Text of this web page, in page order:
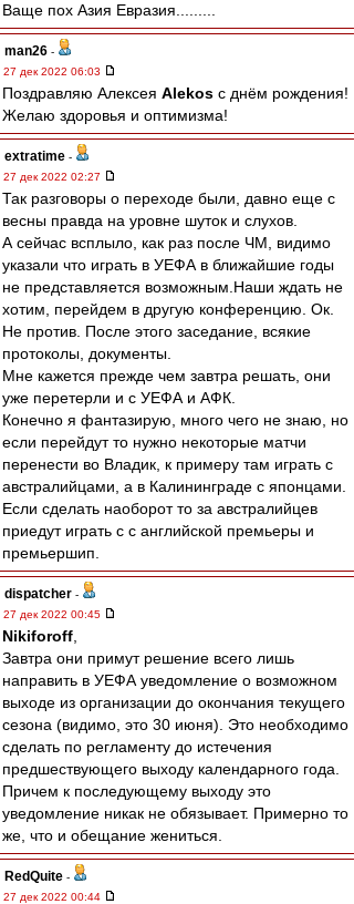
Ваще пох Азия Евразия.........
man26 -
27 дек 2022 06:03
Поздравляю Алексея Alekos с днём рождения!
Желаю здоровья и оптимизма!
extratime -
27 дек 2022 02:27
Так разговоры о переходе были, давно еще с
весны правда на уровне шуток и слухов.
А сейчас всплыло, как раз после ЧМ, видимо
указали что играть в УЕФА в ближайшие годы
не представляется возможным.Наши ждать не
хотим, перейдем в другую конференцию. Ок.
Не против. После этого заседание, всякие
протоколы, документы.
Мне кажется прежде чем завтра решать, они
уже перетерли и с УЕФА и АФК.
Конечно я фантазирую, много чего не знаю, но
если перейдут то нужно некоторые матчи
перенести во Владик, к примеру там играть с
австралийцами, а в Калининграде с японцами.
Если сделать наоборот то за австралийцев
приедут играть с с английской премьеры и
премьершип.
dispatcher -
27 дек 2022 00:45
Nikiforoff
Завтра они примут решение всего лишь
направить в УЕФА уведомление о возможном
выходе из организации до окончания текущего
сезона (видимо, это 30 июня). Это необходимо
сделать по регламенту до истечения
предшествующего выходу календарного года.
Причем к последующему выходу это
уведомление никак не обязывает. Примерно то
же, что и обещание жениться.
RedQuite -
27 дек 2022 00:44